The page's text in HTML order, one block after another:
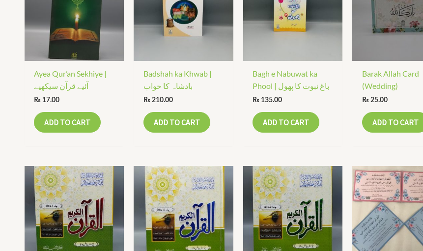
Ayea Qur’an Sekhiye |
آئیے قرآن سیکھیے
₨ 17.00
ADD TO CART
Badshah ka Khwab |
بادشاہ کا خواب
₨ 210.00
ADD TO CART
Bagh e Nabuwat ka
Phool | باغ نبوت کا پھول
₨ 135.00
ADD TO CART
Barak Allah Card
(Wedding)
₨ 25.00
ADD TO CART